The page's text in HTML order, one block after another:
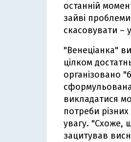
останній
зайві
скасовувати –
"Венеціанка"
цілком
організовано
викладатися
потреби
увагу. "Схоже,
зацитував